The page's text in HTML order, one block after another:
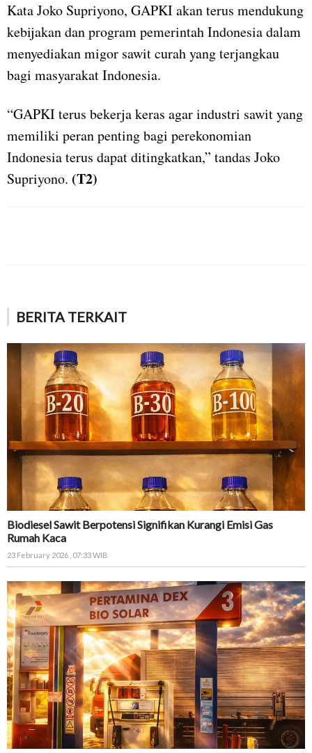
Kata Joko Supriyono, GAPKI akan terus mendukung
kebijakan dan program pemerintah Indonesia dalam
menyediakan migor sawit curah yang terjangkau
bagi masyarakat Indonesia.
“GAPKI terus bekerja keras agar industri sawit yang
memiliki peran penting bagi perekonomian
Indonesia terus dapat ditingkatkan,” tandas Joko
Supriyono. (T2)
BERITA TERKAIT
Biodiesel Sawit Berpotensi Signifikan Kurangi Emisi Gas
Rumah Kaca
23 February 2026 , 07:33 WIB